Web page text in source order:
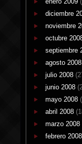
diciembre
noviembre
octubre
septiembre
agosto 2008
julio 2008
junio 2008
mayo 2008
abril 2008
marzo 2008
febrero 2008